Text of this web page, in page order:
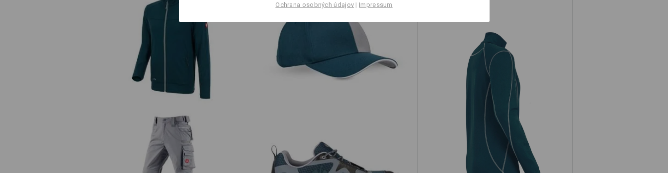
Funkčný sveter thermo stretch
e.s.motion 2020
Bunda e.s.motion 2020 FIBERTWIN®
Čiapka e.s.motion 2020
Ochrana osobných údajov | Impressum